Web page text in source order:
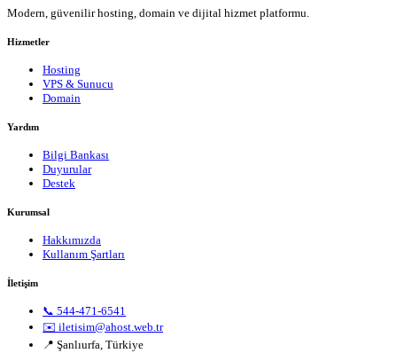
Modern, güvenilir hosting, domain ve dijital hizmet platformu.
Hizmetler
Hosting
VPS & Sunucu
Domain
Yardım
Bilgi Bankası
Duyurular
Destek
Kurumsal
Hakkımızda
Kullanım Şartları
İletişim
📞 544-471-6541
✉️ iletisim@ahost.web.tr
📍 Şanlıurfa, Türkiye